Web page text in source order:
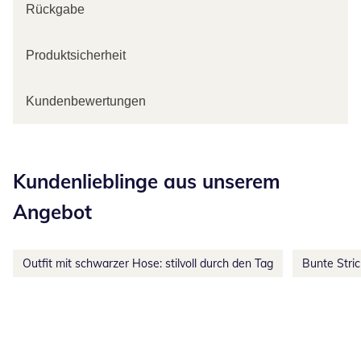
Rückgabe
Produktsicherheit
Kundenbewertungen
Kundenlieblinge aus unserem
Angebot
Outfit mit schwarzer Hose: stilvoll durch den Tag Bunte